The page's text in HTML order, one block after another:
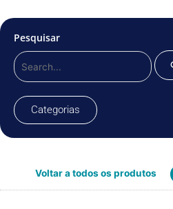
Pesquisar
Pesquisar
por:
Categorias
Voltar a todos os produtos